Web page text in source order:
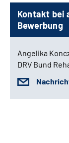
Kontakt bei
Bewerbung
Angelika
DRV Bund